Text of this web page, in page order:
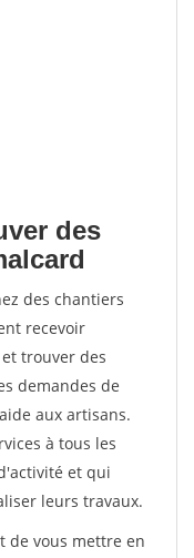
des
des chantiers
recevoir
trouver des
demandes de
aux artisans.
à tous les
et qui
leurs travaux.
de vous mettre en